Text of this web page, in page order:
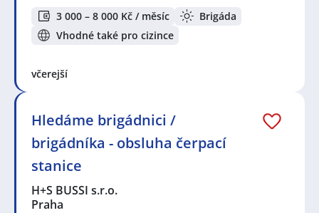
3 000 – 8 000 Kč / měsíc
Brigáda
Vhodné také pro cizince
včerejší
Hledáme brigádnici /
brigádníka - obsluha čerpací
stanice
H+S BUSSI s.r.o.
Praha